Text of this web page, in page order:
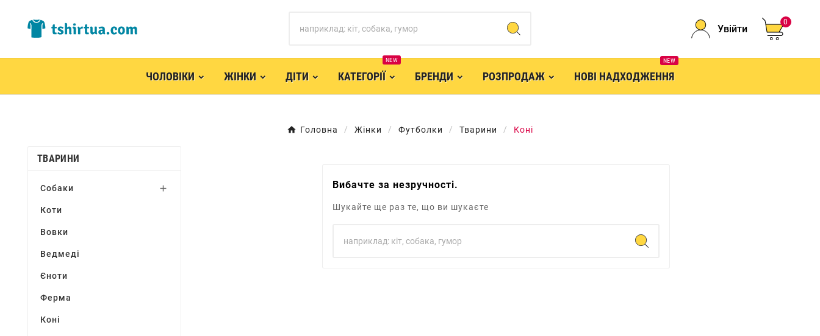
Увійти
0
ЧОЛОВІКИ ЖІНКИ ДІТИ КАТЕГОРІЇ
NEW
БРЕНДИ РОЗПРОДАЖ НОВІ НАДХОДЖЕННЯ
NEW
Головна Жінки Футболки Тварини Коні
ТВАРИНИ
Собаки 
Коти
Вовки
Ведмеді
Єноти
Ферма
Коні
Вибачте за незручності.
Шукайте ще раз те, що ви шукаєте